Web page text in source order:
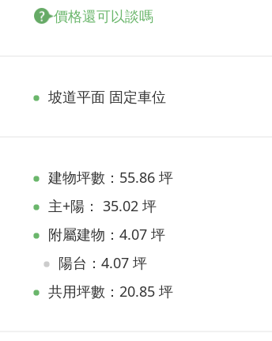
價格還可以談嗎
坡道平面 固定車位
建物坪數：55.86 坪
主+陽： 35.02 坪
附屬建物：4.07 坪
陽台：4.07 坪
共用坪數：20.85 坪